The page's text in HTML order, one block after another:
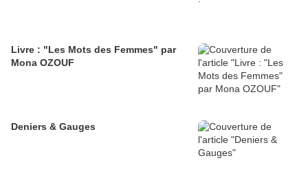
Livre : "Les Mots des Femmes" par
Mona OZOUF
Deniers & Gauges